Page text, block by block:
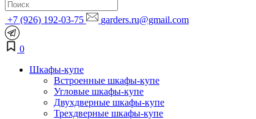
+7 (926) 192-03-75 garders.ru@gmail.com
0
Шкафы-купе
Встроенные шкафы-купе
Угловые шкафы-купе
Двухдверные шкафы-купе
Трехдверные шкафы-купе